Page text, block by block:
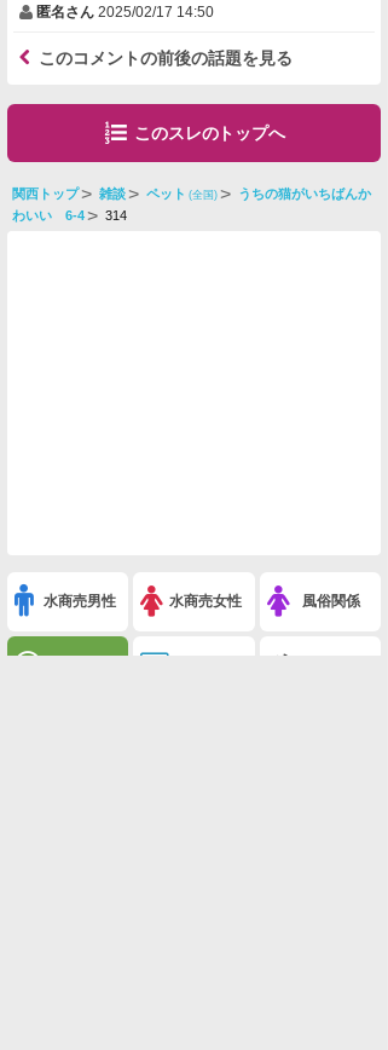
匿名さん 2025/02/17 14:50
このコメントの前後の話題を見る
このスレのトップへ
関西トップ 雑談 ペット (全国) うちの猫がいちばんか
わいい 6-4 314
水商売男性 水商売女性 風俗関係
雑談関係